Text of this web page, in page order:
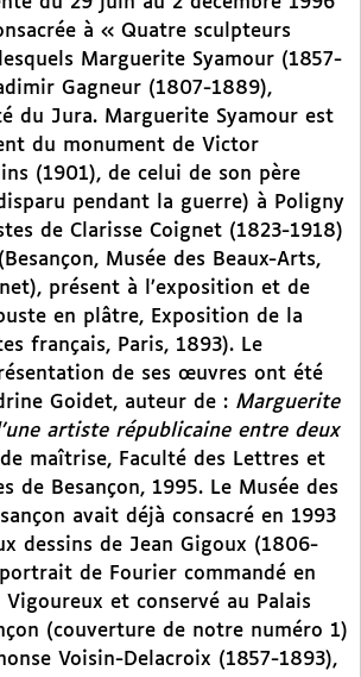
à « Quatre sculpteurs
Marguerite Syamour (1857-
Gagneur (1807-1889),
du Jura. Marguerite Syamour est
du monument de Victor
(1901), de celui de son père
pendant la guerre) à Poligny
de Clarisse Coignet (1823-1918)
Musée des Beaux-Arts,
présent à l’exposition et de
en plâtre, Exposition de la
français, Paris, 1893). Le
de ses œuvres ont été
Goidet, auteur de : Marguerite
artiste républicaine entre deux
maîtrise, Faculté des Lettres et
de Besançon, 1995. Le Musée des
avait déjà consacré en 1993
dessins de Jean Gigoux (1806-
de Fourier commandé en
Vigoureux et conservé au Palais
(couverture de notre numéro 1)
Voisin-Delacroix (1857-1893),